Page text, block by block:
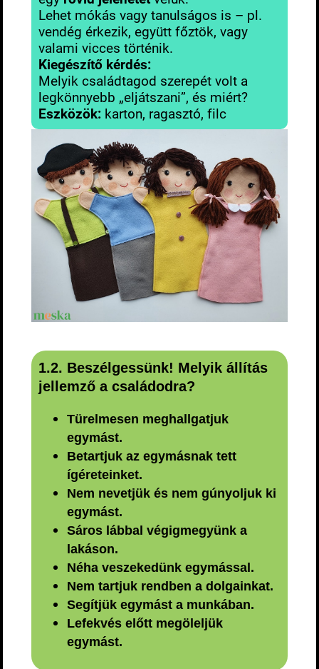
Lehet mókás vagy tanulságos is – pl.
vendég érkezik, együtt főztök, vagy
valami vicces történik.
Kiegészítő kérdés:
Melyik családtagod szerepét volt a
legkönnyebb „eljátszani”, és miért?
Eszközök: karton, ragasztó, filc
1.2. Beszélgessünk! Melyik állítás
jellemző a családodra?
Türelmesen meghallgatjuk
egymást.
Betartjuk az egymásnak tett
ígéreteinket.
Nem nevetjük és nem gúnyoljuk ki
egymást.
Sáros lábbal végigmegyünk a
lakáson.
Néha veszekedünk egymással.
Nem tartjuk rendben a dolgainkat.
Segítjük egymást a munkában.
Lefekvés előtt megöleljük
egymást.